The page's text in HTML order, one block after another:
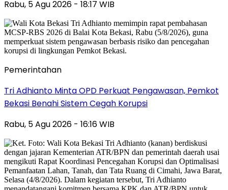
Rabu, 5 Agu 2026 - 18:17 WIB
Pemerintahan
Tri Adhianto Minta OPD Perkuat Pengawasan, Pemkot
Bekasi Benahi Sistem Cegah Korupsi
Rabu, 5 Agu 2026 - 16:16 WIB